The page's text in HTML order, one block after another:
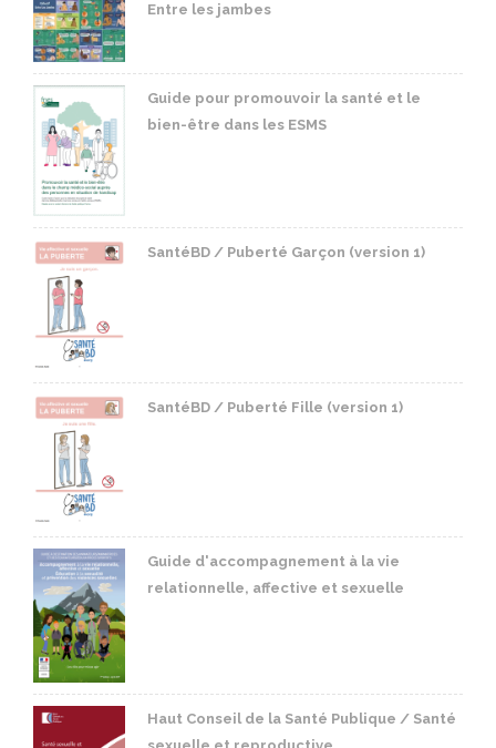
Entre les jambes
Guide pour promouvoir la santé et le
bien-être dans les ESMS
SantéBD / Puberté Garçon (version 1)
SantéBD / Puberté Fille (version 1)
Guide d'accompagnement à la vie
relationnelle, affective et sexuelle
Haut Conseil de la Santé Publique / Santé